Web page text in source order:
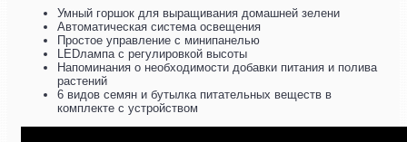
Умный горшок для выращивания домашней зелени
Автоматическая система освещения
Простое управление с минипанелью
LEDлампа с регулировкой высоты
Напоминания о необходимости добавки питания и полива
растений
6 видов семян и бутылка питательных веществ в
комплекте с устройством